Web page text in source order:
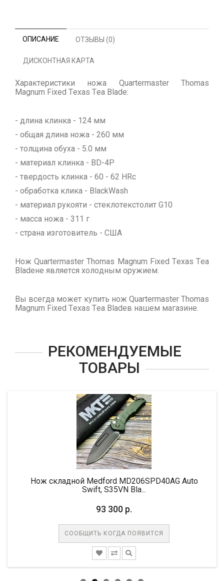
ОПИСАНИЕ ОТЗЫВЫ (0)
ДИСКОНТНАЯ КАРТА
Характеристики ножа Quartermaster Thomas
Magnum Fixed Texas Tea Blade:
- длина клинка - 124 мм
- общая длина ножа - 260 мм
- толщина обуха - 5.0 мм
- материал клинка - BD-4P
- твердость клинка - 60 - 62 HRc
- обработка клика - BlackWash
- материал рукояти - стеклотекстолит G10
- масса ножа - 311 г
- страна изготовитель - США
Нож Quartermaster Thomas Magnum Fixed Texas Tea
Bladeне является холодным оружием.
Вы всегда может купить нож Quartermaster Thomas
Magnum Fixed Texas Tea Bladeв нашем магазине.
РЕКОМЕНДУЕМЫЕ
ТОВАРЫ
Нож складной Medford MD206SPD40AG Auto
Swift, S35VN Bla...
93 300 р.
СООБЩИТЬ КОГДА ПОЯВИТСЯ